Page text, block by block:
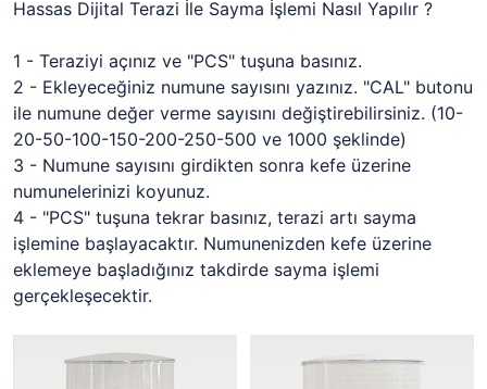
Hassas Dijital Terazi İle Sayma İşlemi Nasıl Yapılır ?
1 - Teraziyi açınız ve "PCS" tuşuna basınız.
2 - Ekleyeceğiniz numune sayısını yazınız. "CAL" butonu
ile numune değer verme sayısını değiştirebilirsiniz. (10-
20-50-100-150-200-250-500 ve 1000 şeklinde)
3 - Numune sayısını girdikten sonra kefe üzerine
numunelerinizi koyunuz.
4 - "PCS" tuşuna tekrar basınız, terazi artı sayma
işlemine başlayacaktır. Numunenizden kefe üzerine
eklemeye başladığınız takdirde sayma işlemi
gerçekleşecektir.